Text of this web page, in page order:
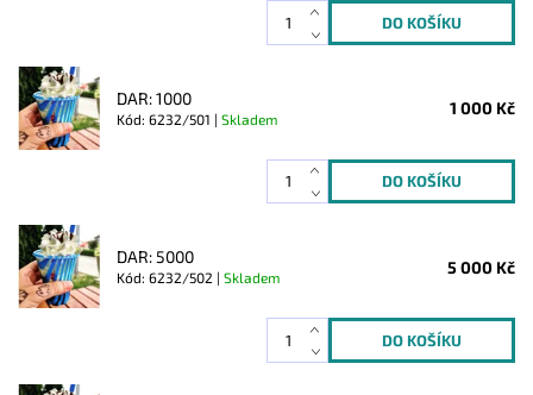
DAR: 1000
Kód: 6232/501 | Skladem
1 000 Kč
DAR: 5000
Kód: 6232/502 | Skladem
5 000 Kč